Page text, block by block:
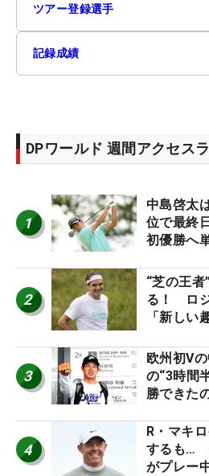
ツアー登録選手
記録成績
DPワールド 週間アクセス
1
中島啓太
位で最終
初優勝へ
2
“芝の王
る！ ロ
「新しい
3
欧州初V
の“3時間
勝できた
4
R・マキ
するも…
がプレー